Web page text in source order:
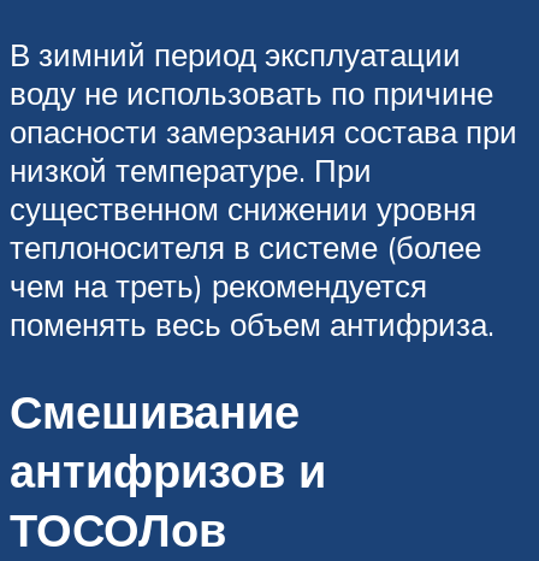
В зимний период эксплуатации
воду не использовать по причине
опасности замерзания состава при
низкой температуре. При
существенном снижении уровня
теплоносителя в системе (более
чем на треть) рекомендуется
поменять весь объем антифриза.
Смешивание
антифризов и
ТОСОЛов